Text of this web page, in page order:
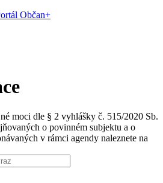
Občan+
moci dle § 2 vyhlášky č. 515/2020 Sb.
o povinném subjektu a o
v rámci agendy naleznete na